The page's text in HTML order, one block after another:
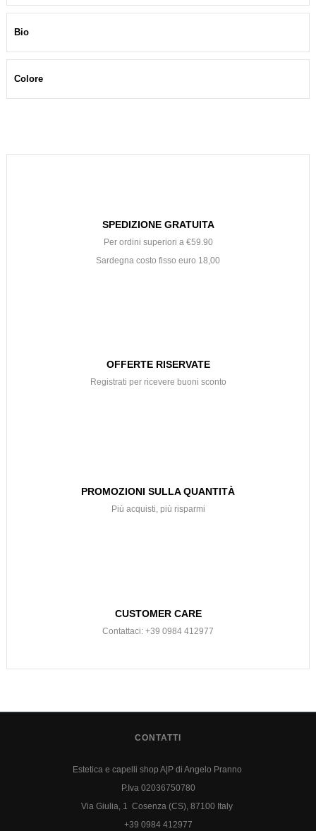
Bio
Colore
SPEDIZIONE GRATUITA
Per ordini superiori a €59.90
Sardegna costo fisso euro 18,00
OFFERTE RISERVATE
Registrati per ricevere buoni sconto
PROMOZIONI SULLA QUANTITÀ
Più acquisti, più risparmi
CUSTOMER CARE
Contattaci: +39 0984 412977
CONTATTI
Estetica e capelli shop A|P di Angelo Pranno
P.Iva 02036750780
Via Giulia, 1 Cosenza (CS), 87100 Italy
+39 0984 412977